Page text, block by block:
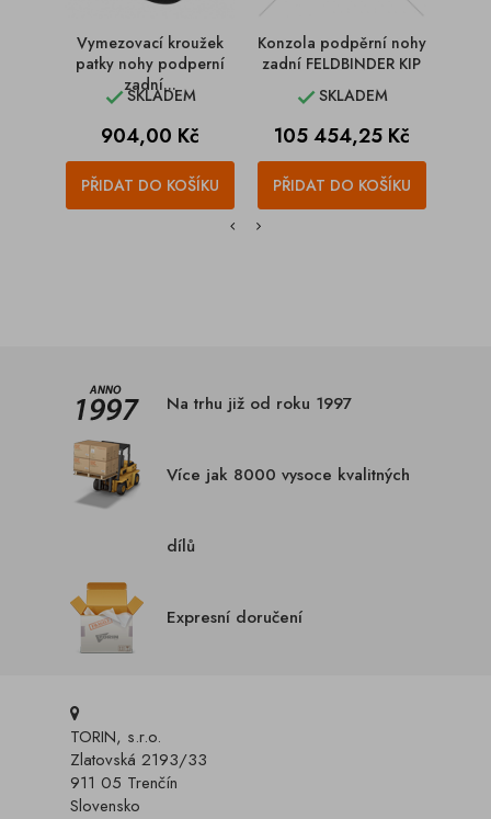
Vymezovací kroužek
patky nohy podperní
zadní...
SKLADEM
Cena
904,00 Kč
PŘIDAT DO KOŠÍKU
Konzola podpěrní nohy
zadní FELDBINDER KIP
SKLADEM
Cena
105 454,25 Kč
PŘIDAT DO KOŠÍKU
Na trhu již od roku 1997
Více jak 8000 vysoce kvalitných
dílů
Expresní doručení
TORIN, s.r.o.
Zlatovská 2193/33
911 05 Trenčín
Slovensko